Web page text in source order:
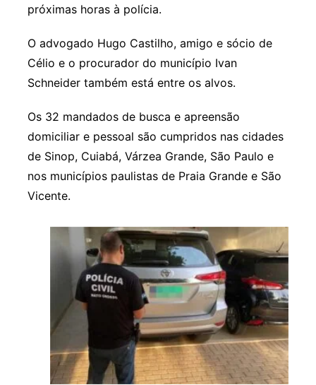
próximas horas à polícia.
O advogado Hugo Castilho, amigo e sócio de
Célio e o procurador do município Ivan
Schneider também está entre os alvos.
Os 32 mandados de busca e apreensão
domiciliar e pessoal são cumpridos nas cidades
de Sinop, Cuiabá, Várzea Grande, São Paulo e
nos municípios paulistas de Praia Grande e São
Vicente.